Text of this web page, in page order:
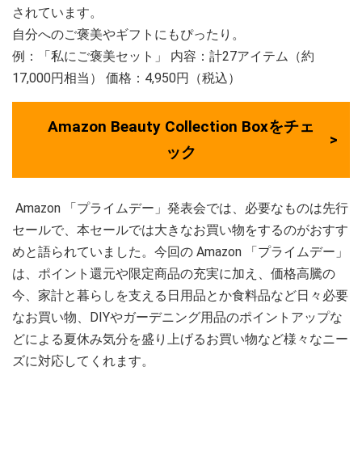
されています。
自分へのご褒美やギフトにもぴったり。
例：「私にご褒美セット」 内容：計27アイテム（約
17,000円相当） 価格：4,950円（税込）
Amazon Beauty Collection Boxをチェ
ック
Amazon 「プライムデー」発表会では、必要なものは先行
セールで、本セールでは大きなお買い物をするのがおすす
めと語られていました。今回の Amazon 「プライムデー」
は、ポイント還元や限定商品の充実に加え、価格高騰の
今、家計と暮らしを支える日用品とか食料品など日々必要
なお買い物、DIYやガーデニング用品のポイントアップな
どによる夏休み気分を盛り上げるお買い物など様々なニー
ズに対応してくれます。